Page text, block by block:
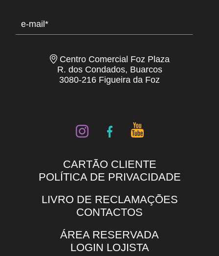
Centro Comercial Foz Plaza
R. dos Condados, Buarcos
3080-216 Figueira da Foz
CARTÃO CLIENTE
POLÍTICA DE PRIVACIDADE
LIVRO DE RECLAMAÇÕES
CONTACTOS
ÁREA RESERVADA
LOGIN LOJISTA